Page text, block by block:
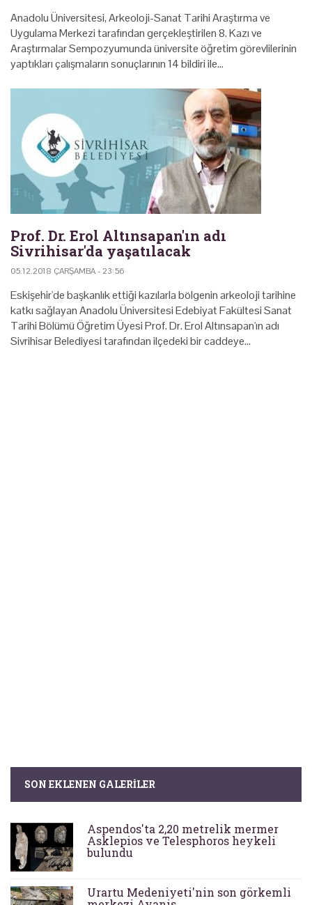
Anadolu Üniversitesi, Arkeoloji-Sanat Tarihi Araştırma ve
Uygulama Merkezi tarafından gerçekleştirilen 8. Kazı ve
Araştırmalar Sempozyumunda üniversite öğretim görevlilerinin
yaptıkları çalışmaların sonuçlarının 14 bildiri ile…
Prof. Dr. Erol Altınsapan'ın adı
Sivrihisar'da yaşatılacak
05.12.2018 ÇARŞAMBA - 23:56
Eskişehir'de başkanlık ettiği kazılarla bölgenin arkeoloji tarihine
katkı sağlayan Anadolu Üniversitesi Edebiyat Fakültesi Sanat
Tarihi Bölümü Öğretim Üyesi Prof. Dr. Erol Altınsapan'ın adı
Sivrihisar Belediyesi tarafından ilçedeki bir caddeye…
SON EKLENEN GALERILER
Aspendos'ta 2,20 metrelik mermer
Asklepios ve Telesphoros heykeli
bulundu
Urartu Medeniyeti'nin son görkemli